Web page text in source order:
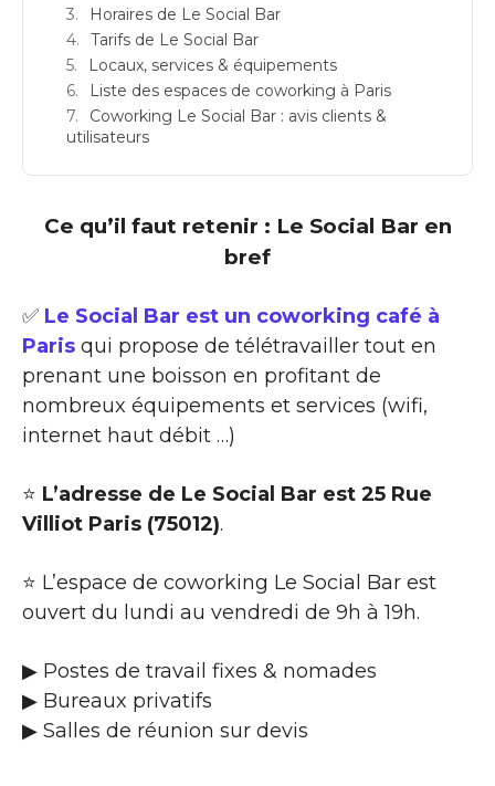
Horaires de Le Social Bar
Tarifs de Le Social Bar
Locaux, services & équipements
Liste des espaces de coworking à Paris
Coworking Le Social Bar : avis clients &
utilisateurs
Ce qu’il faut retenir : Le Social Bar en
bref
✅ Le Social Bar est un coworking café à
Paris qui propose de télétravailler tout en
prenant une boisson en profitant de
nombreux équipements et services (wifi,
internet haut débit …)
⭐ L’adresse de Le Social Bar est 25 Rue
Villiot Paris (75012).
⭐ L’espace de coworking Le Social Bar est
ouvert du lundi au vendredi de 9h à 19h.
▶ Postes de travail fixes & nomades
▶ Bureaux privatifs
▶ Salles de réunion sur devis